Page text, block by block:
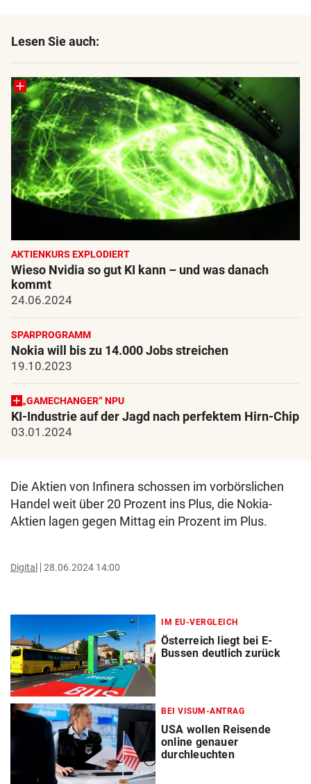
Lesen Sie auch:
AKTIENKURS EXPLODIERT
Wieso Nvidia so gut KI kann – und was danach
kommt
24.06.2024
SPARPROGRAMM
Nokia will bis zu 14.000 Jobs streichen
19.10.2023
„GAMECHANGER“ NPU
KI-Industrie auf der Jagd nach perfektem Hirn-Chip
03.01.2024
Die Aktien von Infinera schossen im vorbörslichen
Handel weit über 20 Prozent ins Plus, die Nokia-
Aktien lagen gegen Mittag ein Prozent im Plus.
Digital 28.06.2024 14:00
IM EU-VERGLEICH
Österreich liegt bei E-
Bussen deutlich zurück
BEI VISUM-ANTRAG
USA wollen Reisende
online genauer
durchleuchten